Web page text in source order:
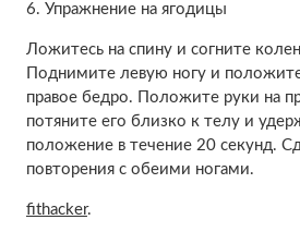
6. Упражнение на ягодицы
Ложитесь на спину и согните
Поднимите левую ногу и
правое бедро. Положите руки на
потяните его близко к телу и
положение в течение 20 секунд.
повторения с обеими ногами.
fithacker.